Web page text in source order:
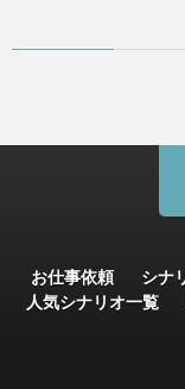
お仕事依頼 シナ
人気シナリオ一覧